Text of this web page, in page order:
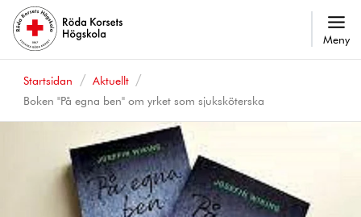
Meny
Startsidan
Aktuellt
Boken "På egna ben" om yrket som sjuksköterska